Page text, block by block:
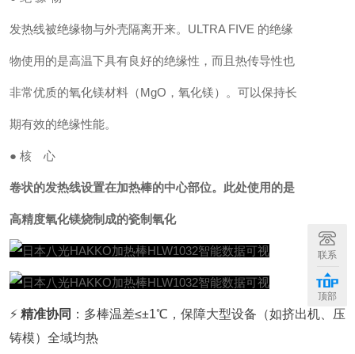
发热线被绝缘物与外壳隔离开来。ULTRA FIVE 的绝缘
物使用的是高温下具有良好的绝缘性，而且热传导性也
非常优质的氧化镁材料（MgO，氧化镁）。可以保持长
期有效的绝缘性能。
● 核 心
卷状的发热线设置在加热棒的中心部位。此处使用的是
高精度氧化镁烧制成的瓷制氧化
⚡ 精准协同 ：多棒温差≤±1℃，保障大型设备（如挤出机、压
铸模）全域均热
联系
顶部